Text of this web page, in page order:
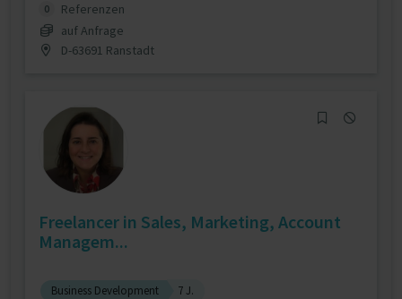
0
Referenzen
auf Anfrage
D-63691 Ranstadt
Freelancer in Sales, Marketing, Account
Managem...
Business Development
7 J.